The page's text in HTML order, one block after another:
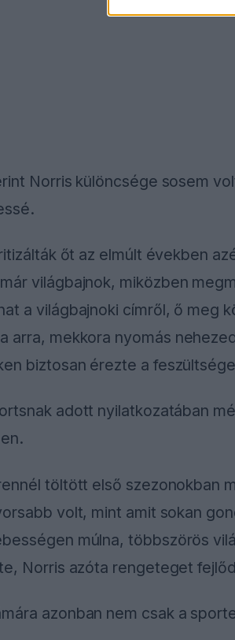
Norris különcsége sosem
őt az elmúlt években
világbajnok, miközben
a világbajnoki címről, ő meg
arra, mekkora nyomás
biztosan érezte a
adott nyilatkozatában
töltött első szezonokban
volt, mint amit sokan
múlna, többszörös
Norris azóta rengeteget
azonban nem csak a